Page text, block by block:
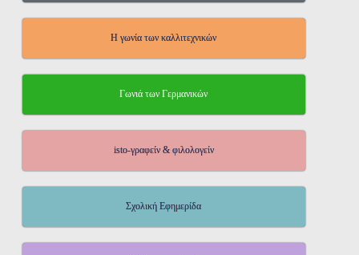
Η γωνία των καλλιτεχνικών
Γωνιά των Γερμανικών
isto-γραφείν & φιλολογείν
Σχολική Εφημερίδα